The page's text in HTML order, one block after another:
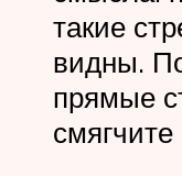
такие
видны.
прямые